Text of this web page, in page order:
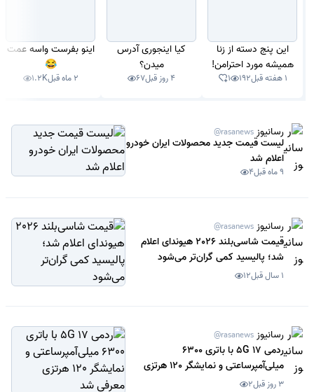
این پنج دسته از زنا
همیشه مورد احترامن!
1 هفته قبل 192
1
کیا اینجوری آدرس
میدن؟
4 روز قبل 67
اینو بفرست واسه عمت
😂
2 ماه قبل 1.2K
رسانیوز @rasanews
لیست قیمت جدید محصولات ایران خودرو
اعلام شد
9 ماه قبل 4
رسانیوز @rasanews
قیمت شاسی‌بلند 2026 هیوندای اعلام
شد؛ پالیسید کمی گران‌تر می‌شود
1 سال قبل 12
رسانیوز @rasanews
ردمی 17 5G با باتری 6300
میلی‌آمپرساعتی و نمایشگر 120 هرتزی
معرفی شد
3 روز قبل 2